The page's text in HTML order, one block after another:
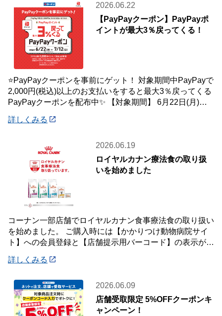
2026.06.22
【PayPayクーポン】PayPayポ
イントが最大3％戻ってくる！
⭐PayPayクーポンを事前にゲット！ 対象期間中PayPayで
2,000円(税込)以上のお支払いをすると最大3％戻ってくる
PayPayクーポンを配布中✨ 【対象期間】 6月22日(月)～7
詳しくみる
2026.06.19
ロイヤルカナン療法食の取り扱
いを始めました
コーナン一部店舗でロイヤルカナン食事療法食の取り扱い
を始めました。 ご購入時には【かかりつけ動物病院サイ
ト】への会員登録と【店舗提示用バーコード】の表示が必
詳しくみる
2026.06.09
店舗受取限定 5%OFFクーポンキ
ャンペーン！